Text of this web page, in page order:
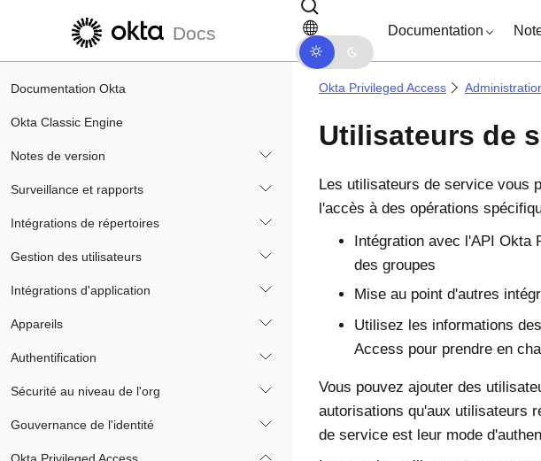
Passer au contenu principal Passer à la navigation dans les documents
Docs Documentation
Documentation Okta
Okta Classic Engine
Notes de version
Surveillance et rapports
Intégrations de répertoires
Gestion des utilisateurs
Intégrations d'application
Appareils
Authentification
Sécurité au niveau de l'org
Gouvernance de l'identité
Okta Privileged Access
Utilisateurs de
Les utilisateurs de service vous
l'accès à des opérations
Intégration avec l'API Okta
des groupes
Mise au point d'autres
Utilisez les informations
Access pour prendre en
Vous pouvez ajouter des
autorisations qu'aux utilisateurs
de service est leur mode